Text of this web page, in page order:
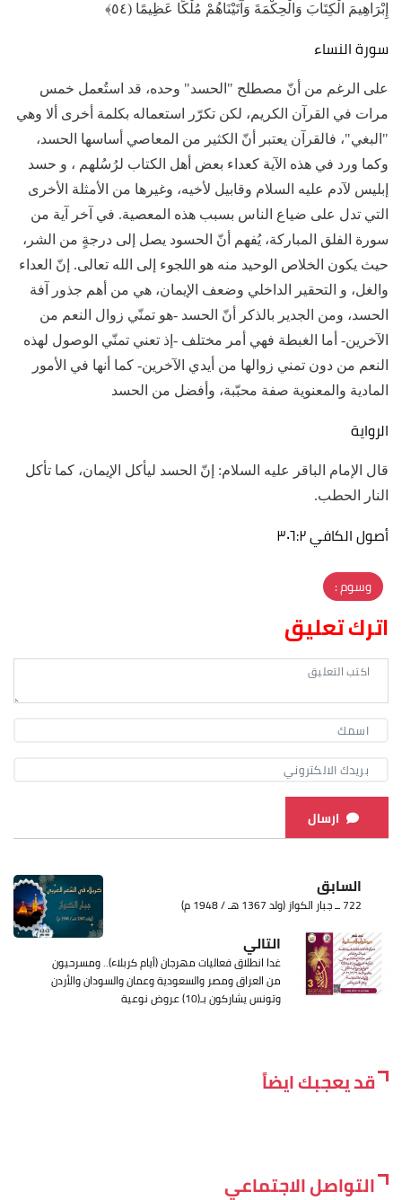
إِبْرَاهِيمَ الْكِتَابَ وَالْحِكْمَةَ وَآتَيْنَاهُمْ مُلْكًا عَظِيمًا (٥٤﴾
سورة النساء
على الرغم من أنّ مصطلح "الحسد" وحده، قد استُعمل خمس
مرات في القرآن الكريم، لكن تكرّر استعماله بكلمة أخرى ألا وهي
"البغي"، فالقرآن يعتبر أنّ الكثير من المعاصي أساسها الحسد،
وكما ورد في هذه الآية كعداء بعض أهل الكتاب لرُسُلهم ، و حسد
إبليس لآدم عليه السلام وقابيل لأخيه، وغيرها من الأمثلة الأخرى
التي تدل على ضياع الناس بسبب هذه المعصية. في آخر آية من
سورة الفلق المباركة، يُفهم أنّ الحسود يصل إلى درجةٍ من الشر،
حيث يكون الخلاص الوحيد منه هو اللجوء إلى الله تعالى. إنّ العداء
والغل، و التحقير الداخلي وضعف الإيمان، هي من أهم جذور آفة
الحسد، ومن الجدير بالذكر أنّ الحسد -هو تمنّي زوال النعم من
الآخرين- أما الغبطة فهي أمر مختلف -إذ تعني تمنّي الوصول لهذه
النعم من دون تمني زوالها من أيدي الآخرين- كما أنها في الأمور
المادية والمعنوية صفة محبّبة، وأفضل من الحسد
الرواية
قال الإمام الباقر عليه السلام: إنّ الحسد ليأكل الإيمان، كما تأكل
النار الحطب.
أصول الكافي ٣٠٦:٢
وسوم :
اترك تعليق
ارسال
السابق
722 ــ جبار الكواز (ولد 1367 هـ / 1948 م)
التالي
غدا انطلاق فعاليات مهرجان (أيام كربلاء).. ومسرحيون
من العراق ومصر والسعودية وعمان والسودان والأردن
وتونس يشاركون بـ(10) عروض نوعية
قد يعجبك ايضاً
التواصل الاجتماعي